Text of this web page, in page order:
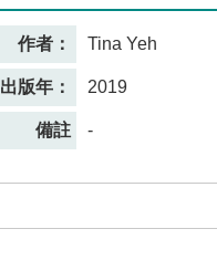
作者： Tina Yeh
出版年： 2019
備註 -